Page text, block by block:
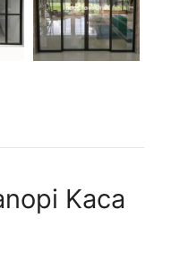
Kaca